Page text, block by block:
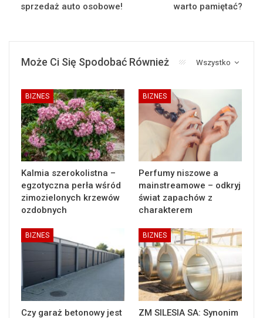
sprzedaż auto osobowe!
warto pamiętać?
Wszystko
Może Ci Się Spodobać Również
BIZNES
Kalmia szerokolistna –
egzotyczna perła wśród
zimozielonych krzewów
ozdobnych
BIZNES
Perfumy niszowe a
mainstreamowe – odkryj
świat zapachów z
charakterem
BIZNES
Czy garaż betonowy jest
BIZNES
ZM SILESIA SA: Synonim